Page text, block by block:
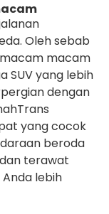
Oleh sebab
macam
SUV yang lebih
dengan
yang cocok
beroda
terawat
lebih